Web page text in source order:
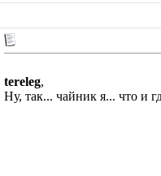
tereleg,
Ну, так... чайник я... что и